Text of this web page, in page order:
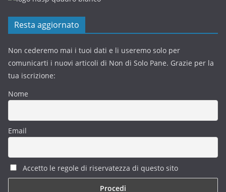
Resta aggiornato
Non cederemo mai i tuoi dati e li useremo solo per
comunicarti i nuovi articoli di Non di Solo Pane. Grazie per la
tua iscrizione:
Nome
Email
Accetto le regole di riservatezza di questo sito